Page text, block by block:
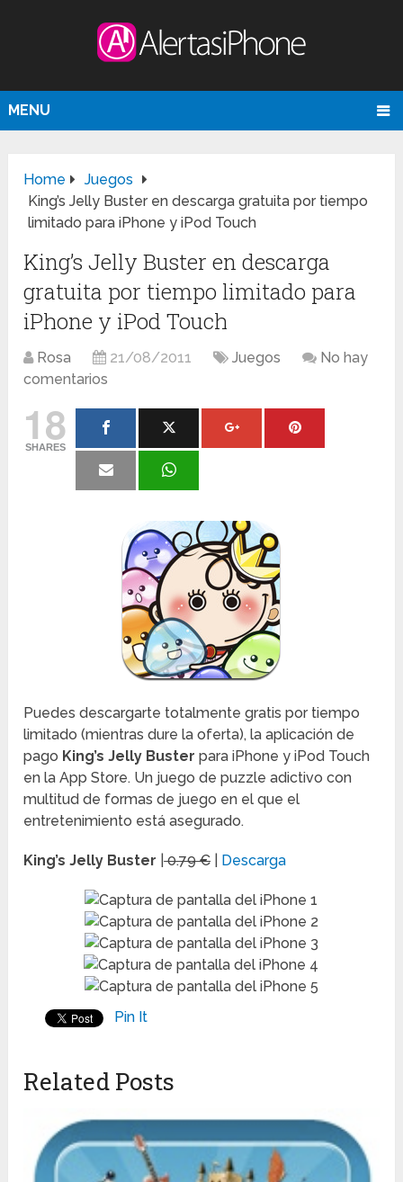
MENU
Home
Juegos
King’s Jelly Buster en descarga gratuita por tiempo
limitado para iPhone y iPod Touch
King’s Jelly Buster en descarga
gratuita por tiempo limitado para
iPhone y iPod Touch
Rosa 21/08/2011 Juegos
No hay
comentarios
18
SHARES
Puedes descargarte totalmente gratis por tiempo
limitado (mientras dure la oferta), la aplicación de
pago King’s Jelly Buster para iPhone y iPod Touch
en la App Store. Un juego de puzzle adictivo con
multitud de formas de juego en el que el
entretenimiento está asegurado.
King’s Jelly Buster |0.79 € Descarga
Pin It
Related Posts